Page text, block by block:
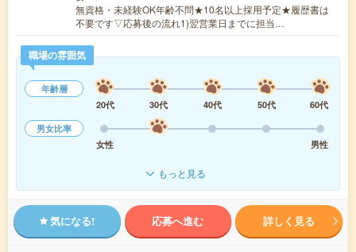
無資格・未経験OK年齢不問★10名以上採用予定★履歴書は
不要です▽応募後の流れ1)翌営業日までに担当…
職場の雰囲気
年齢層
20代
30代 40代 50代
60代
男女比率
女性
男性
もっと見る
気になる! 応募へ進む 詳しく見る